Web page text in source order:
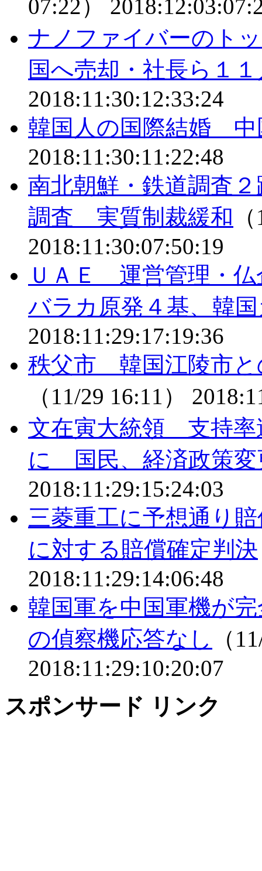
07:22）
ナノファイバーのト
国へ売却・社長ら１
2018:11:30:12:33:24
韓国人の国際結婚 中
2018:11:30:11:22:48
南北朝鮮・鉄道調査
調査 実質制裁緩和
2018:11:30:07:50:19
ＵＡＥ 運営管理・
バラカ原発４基、韓
2018:11:29:17:19:36
秩父市 韓国江陵市と
（11/29 16:11）
文在寅大統領 支持率
に 国民、経済政策変
2018:11:29:15:24:03
三菱重工に予想通り
に対する賠償確定判決
2018:11:29:14:06:48
韓国軍を中国軍機が
の偵察機応答なし
（
2018:11:29:10:20:07
スポンサード リンク